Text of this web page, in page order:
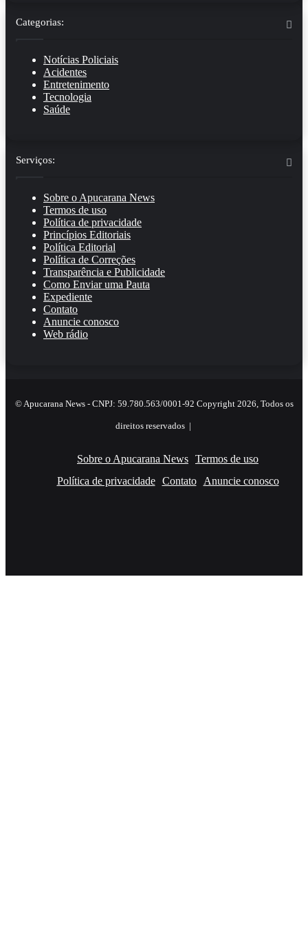
Categorias:
Notícias Policiais
Acidentes
Entretenimento
Tecnologia
Saúde
Serviços:
Sobre o Apucarana News
Termos de uso
Política de privacidade
Princípios Editoriais
Política Editorial
Política de Correções
Transparência e Publicidade
Como Enviar uma Pauta
Expediente
Contato
Anuncie conosco
Web rádio
© Apucarana News - CNPJ: 59.780.563/0001-92 Copyright 2026, Todos os
direitos reservados |
Sobre o Apucarana News Termos de uso
Política de privacidade
Contato Anuncie conosco